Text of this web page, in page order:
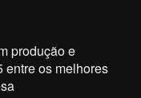
produção e
entre os melhores